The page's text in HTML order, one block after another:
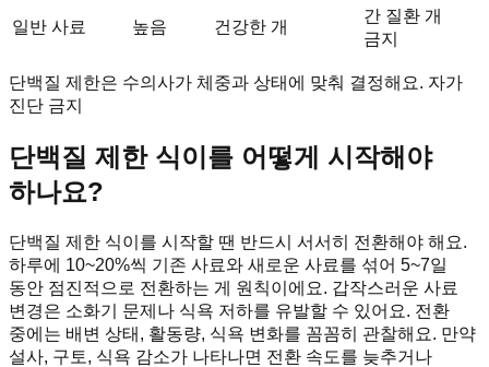
일반 사료 높음 건강한 개
간 질환 개
금지
단백질 제한은 수의사가 체중과 상태에 맞춰 결정해요. 자가
진단 금지
단백질 제한 식이를 어떻게 시작해야
하나요?
단백질 제한 식이를 시작할 땐 반드시 서서히 전환해야 해요.
하루에 10~20%씩 기존 사료와 새로운 사료를 섞어 5~7일
동안 점진적으로 전환하는 게 원칙이에요. 갑작스러운 사료
변경은 소화기 문제나 식욕 저하를 유발할 수 있어요. 전환
중에는 배변 상태, 활동량, 식욕 변화를 꼼꼼히 관찰해요. 만약
설사, 구토, 식욕 감소가 나타나면 전환 속도를 늦추거나